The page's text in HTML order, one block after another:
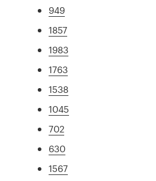
949
1857
1983
1763
1538
1045
702
630
1567